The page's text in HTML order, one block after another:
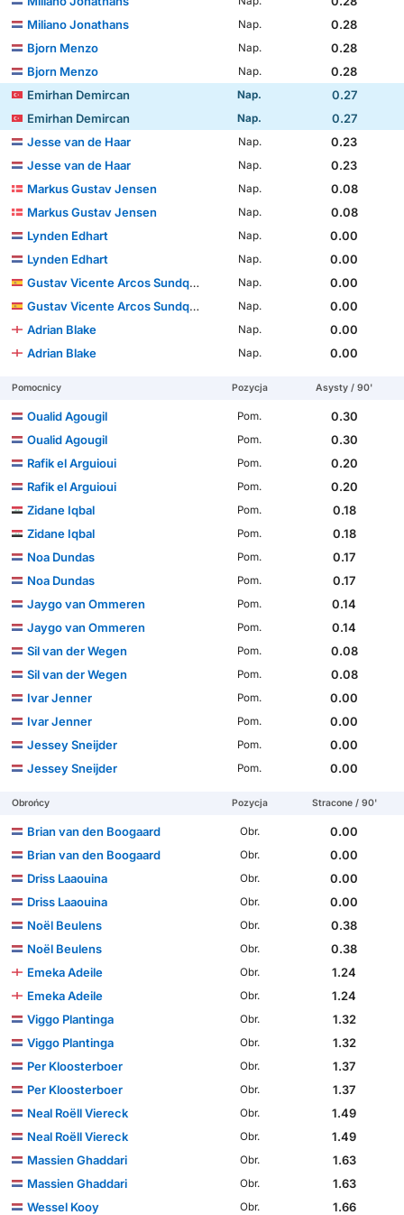
Miliano Jonathans
Nap.
0.28
Bjorn Menzo
Nap.
0.28
Bjorn Menzo
Nap.
0.28
Emirhan Demircan
Nap.
0.27
Emirhan Demircan
Nap.
0.27
Jesse van de Haar
Nap.
0.23
Jesse van de Haar
Nap.
0.23
Markus Gustav Jensen
Nap.
0.08
Markus Gustav Jensen
Nap.
0.08
Lynden Edhart
Nap.
0.00
Lynden Edhart
Nap.
0.00
Gustav Vicente Arcos Sundqvist
Nap.
0.00
Gustav Vicente Arcos Sundqvist
Nap.
0.00
Adrian Blake
Nap.
0.00
Adrian Blake
Nap. 0.00
Pomocnicy Pozycja Asysty / 90'
Oualid Agougil Pom.
0.30
Oualid Agougil
Pom.
0.30
Rafik el Arguioui
Pom.
0.20
Rafik el Arguioui
Pom.
0.20
Zidane Iqbal
Pom.
0.18
Zidane Iqbal
Pom.
0.18
Noa Dundas
Pom.
0.17
Noa Dundas
Pom.
0.17
Jaygo van Ommeren
Pom.
0.14
Jaygo van Ommeren
Pom.
0.14
Sil van der Wegen
Pom.
0.08
Sil van der Wegen
Pom.
0.08
Ivar Jenner
Pom.
0.00
Ivar Jenner
Pom.
0.00
Jessey Sneijder
Pom.
0.00
Jessey Sneijder
Pom. 0.00
Obrońcy Pozycja Stracone / 90'
Brian van den Boogaard Obr.
0.00
Brian van den Boogaard
Obr.
0.00
Driss Laaouina
Obr.
0.00
Driss Laaouina
Obr.
0.00
Noël Beulens
Obr.
0.38
Noël Beulens
Obr.
0.38
Emeka Adeile
Obr.
1.24
Emeka Adeile
Obr.
1.24
Viggo Plantinga
Obr.
1.32
Viggo Plantinga
Obr.
1.32
Per Kloosterboer
Obr.
1.37
Per Kloosterboer
Obr.
1.37
Neal Roëll Viereck
Obr.
1.49
Neal Roëll Viereck
Obr.
1.49
Massien Ghaddari
Obr.
1.63
Massien Ghaddari
Obr.
1.63
Wessel Kooy
Obr.
1.66